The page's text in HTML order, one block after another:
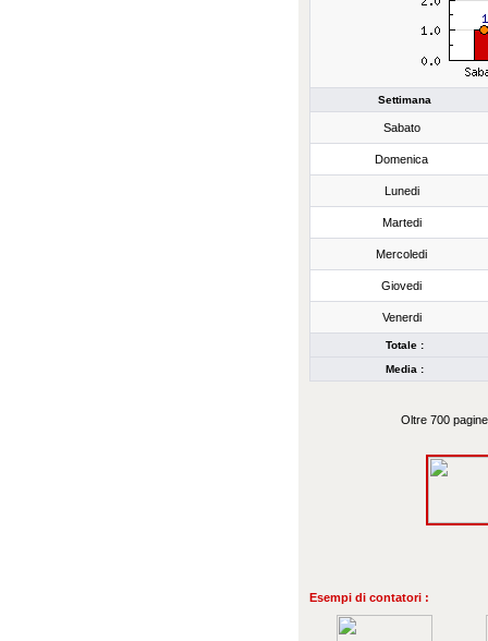
Settimana
Sabato
Domenica
Lunedi
Martedi
Mercoledi
Giovedi
Venerdi
Totale :
Media :
Oltre 700
Esempi di contatori :